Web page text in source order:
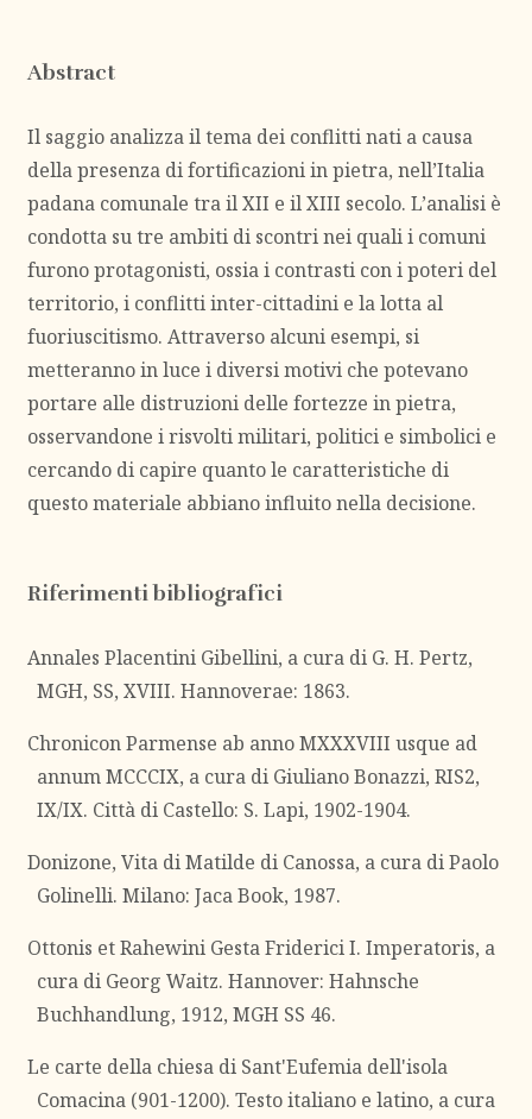
Abstract
Il saggio analizza il tema dei conflitti nati a causa
della presenza di fortificazioni in pietra, nell’Italia
padana comunale tra il XII e il XIII secolo. L’analisi è
condotta su tre ambiti di scontri nei quali i comuni
furono protagonisti, ossia i contrasti con i poteri del
territorio, i conflitti inter-cittadini e la lotta al
fuoriuscitismo. Attraverso alcuni esempi, si
metteranno in luce i diversi motivi che potevano
portare alle distruzioni delle fortezze in pietra,
osservandone i risvolti militari, politici e simbolici e
cercando di capire quanto le caratteristiche di
questo materiale abbiano influito nella decisione.
Riferimenti bibliografici
Annales Placentini Gibellini, a cura di G. H. Pertz,
MGH, SS, XVIII. Hannoverae: 1863.
Chronicon Parmense ab anno MXXXVIII usque ad
annum MCCCIX, a cura di Giuliano Bonazzi, RIS2,
IX/IX. Città di Castello: S. Lapi, 1902-1904.
Donizone, Vita di Matilde di Canossa, a cura di Paolo
Golinelli. Milano: Jaca Book, 1987.
Ottonis et Rahewini Gesta Friderici I. Imperatoris, a
cura di Georg Waitz. Hannover: Hahnsche
Buchhandlung, 1912, MGH SS 46.
Le carte della chiesa di Sant'Eufemia dell'isola
Comacina (901-1200). Testo italiano e latino, a cura